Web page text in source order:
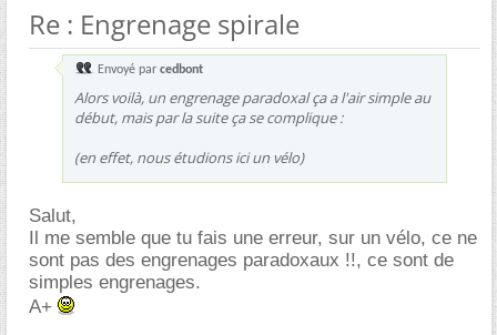
Re : Engrenage spirale
Envoyé par cedbont
Alors voilà, un engrenage paradoxal ça a l'air simple au
début, mais par la suite ça se complique :
(en effet, nous étudions ici un vélo)
Salut,
Il me semble que tu fais une erreur, sur un vélo, ce ne
sont pas des engrenages paradoxaux !!, ce sont de
simples engrenages.
A+